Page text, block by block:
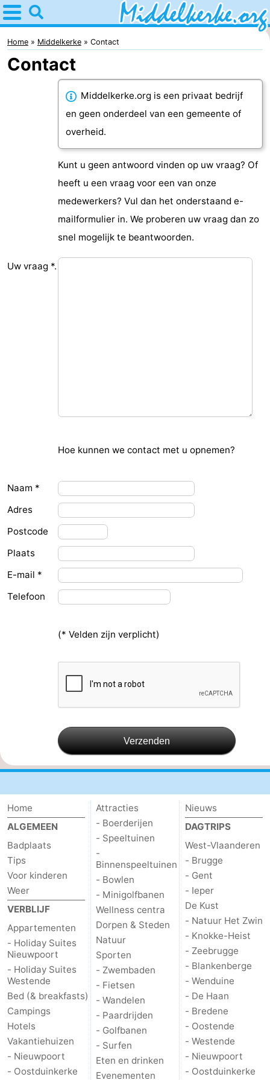
Home
Middelkerke
Tips
Appartementen
Nieuwpoort
doen
Bezienswaardigheden
-
Musea
-
Monumenten
Uitkijkpunten
Binnenspeeltuinen
Bowlen
-
centra
Dorpen
&
Steden
Natuur
Sporten
-
Zwembaden
Fietsen
Wandelen
-
Paardrijden
-
Golfbanen
-
Surfen
Eten
Home Middelkerke Contact
Contact
Middelkerke.org is een privaat bedrijf
en geen onderdeel van een gemeente of
overheid.
Kunt u geen antwoord vinden op uw vraag? Of
heeft u een vraag voor een van onze
medewerkers? Vul dan het onderstaand e-
mailformulier in. We proberen uw vraag dan zo
snel mogelijk te beantwoorden.
Uw vraag *.
Hoe kunnen we contact met u opnemen?
Naam *
Adres
Postcode
Plaats
E-mail *
Telefoon
(* Velden zijn verplicht)
Verzenden
Home
ALGEMEEN
Badplaats
Tips
Voor kinderen
Weer
VERBLIJF
Appartementen
- Holiday Suites
Nieuwpoort
- Holiday Suites
Westende
Bed (& breakfasts)
Campings
Hotels
Vakantiehuizen
- Nieuwpoort
- Oostduinkerke
Attracties
- Boerderijen
- Speeltuinen
-
Binnenspeeltuinen
- Bowlen
- Minigolfbanen
Wellness centra
Dorpen & Steden
Natuur
Sporten
- Zwembaden
- Fietsen
- Wandelen
- Paardrijden
- Golfbanen
- Surfen
Eten en drinken
Evenementen
Nieuws
DAGTRIPS
West-Vlaanderen
- Brugge
- Gent
- Ieper
De Kust
- Natuur Het Zwin
- Knokke-Heist
- Zeebrugge
- Blankenberge
- Wenduine
- De Haan
- Bredene
- Oostende
- Westende
- Nieuwpoort
- Oostduinkerke